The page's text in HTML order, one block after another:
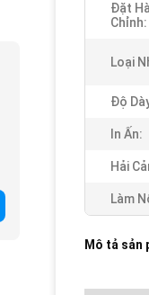
Đặt
Chỉnh:
Loại
Độ
In Ấn:
Hải
Làm
Mô tả sản